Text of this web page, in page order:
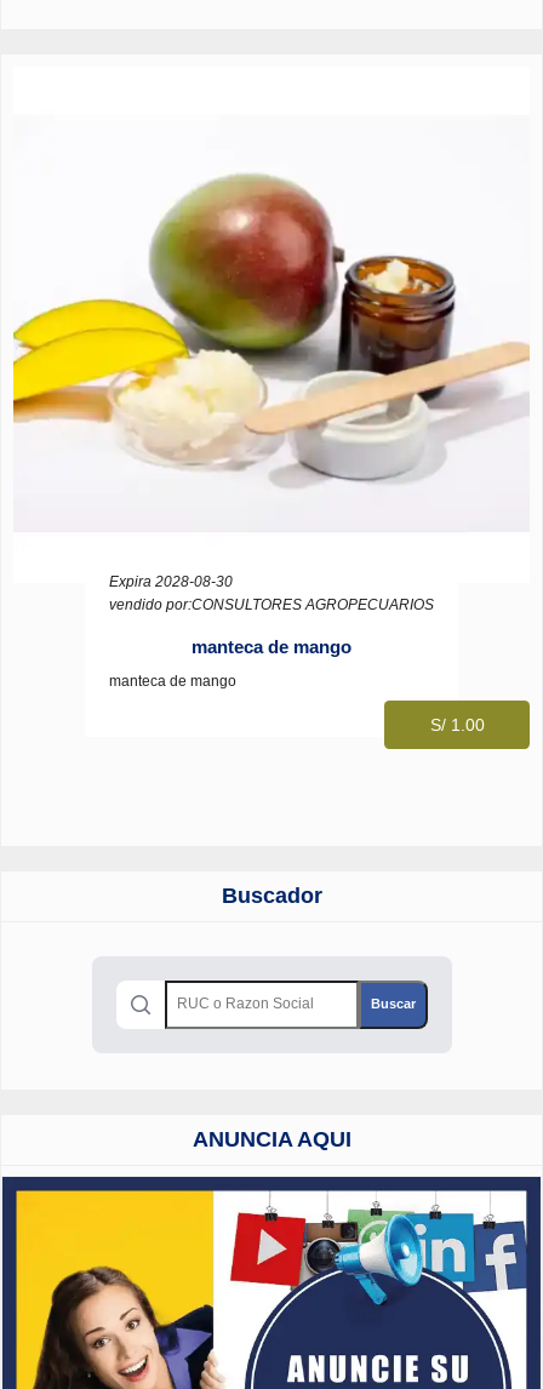
Expira 2028-08-30
vendido por:CONSULTORES AGROPECUARIOS
manteca de mango
manteca de mango
S/ 1.00
Buscador
ANUNCIA AQUI